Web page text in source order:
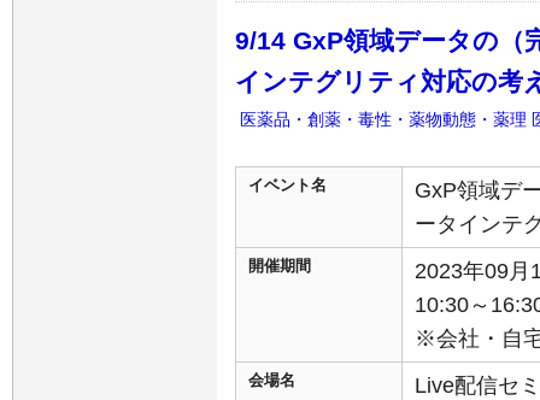
9/14 GxP領域データの（
インテグリティ対応の考
医薬品・創薬・毒性・薬物動態・薬理
イベント名
GxP領域デ
ータインテ
開催期間
2023年09月
10:30～
※会社・自
会場名 Live配信セ